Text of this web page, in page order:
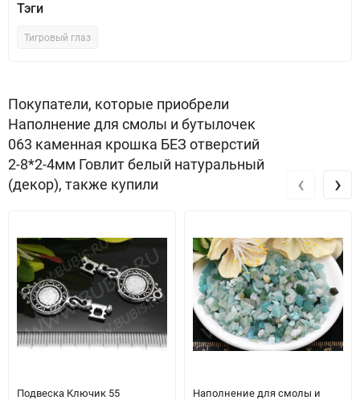
Тэги
Тигровый глаз
Покупатели, которые приобрели
Наполнение для смолы и бутылочек
063 каменная крошка БЕЗ отверстий
2-8*2-4мм Говлит белый натуральный
(декор), также купили
Подвеска Ключик 55
Наполнение для смолы и
‹ ›